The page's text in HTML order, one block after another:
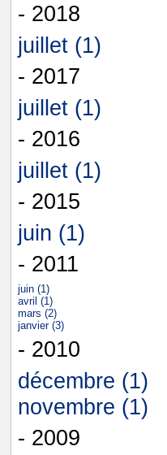
- 2018
juillet (1)
- 2017
juillet (1)
- 2016
juillet (1)
- 2015
juin (1)
- 2011
juin (1)
avril (1)
mars (2)
janvier (3)
- 2010
décembre (1)
novembre (1)
- 2009